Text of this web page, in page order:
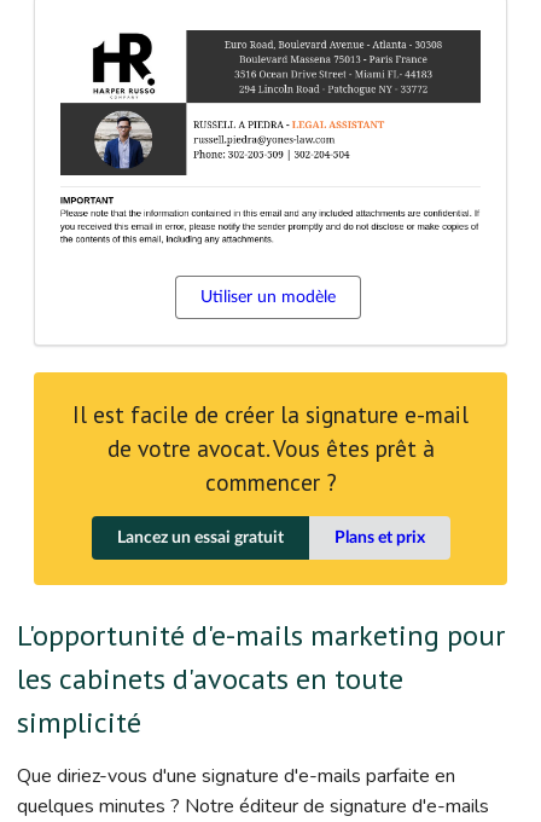
Utiliser un modèle
Il est facile de créer la signature e-mail
de votre avocat. Vous êtes prêt à
commencer ?
Lancez un essai gratuit Plans et prix
L'opportunité d'e-mails marketing pour
les cabinets d'avocats en toute
simplicité
Que diriez-vous d'une signature d'e-mails parfaite en
quelques minutes ? Notre éditeur de signature d'e-mails